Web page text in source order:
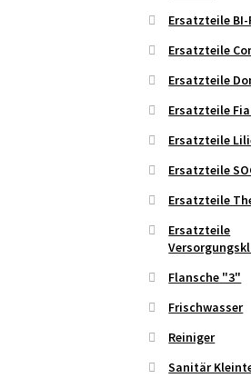
Ersatzteile BI-
Ersatzteile
Ersatzteile
Ersatzteile
Ersatzteile
Ersatzteile
Ersatzteile
Ersatzteile
Flansche "3"
Frischwasser
Reiniger
Sanitär